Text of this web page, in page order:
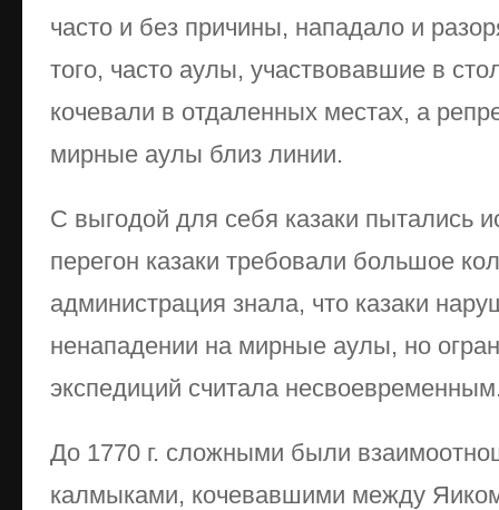
часто и без причины, нападало и
того, часто аулы, участвовавшие в
кочевали в отдаленных местах, а
мирные аулы близ линии.
С выгодой для себя казаки пытались
перегон казаки требовали большое
администрация знала, что казаки
ненападении на мирные аулы, но
экспедиций считала
До 1770 г. сложными были
калмыками, кочевавшими между